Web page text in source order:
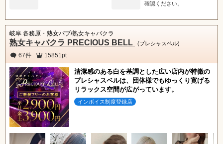
確認ください。
岐阜 各務原・熟女パブ/熟女キャバクラ
熟女キャバクラ PRECIOUS BELL (プレシャスベル)
67件 15851pt
清潔感のある白を基調とした広い店内が特徴の
プレシャスベルは、団体様でもゆっくり寛げる
リラックス空間が広がっています。
インボイス制度登録店